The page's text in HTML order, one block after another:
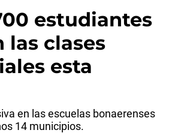
estudiantes
las clases
esta
en las escuelas bonaerenses
14 municipios.